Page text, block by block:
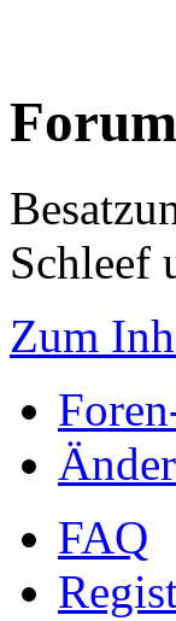
Schleef
Zum
FAQ